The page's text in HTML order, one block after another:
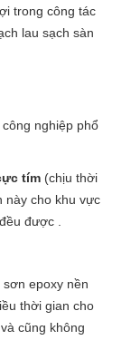
trong công tác
lau sạch sàn
nghiệp phổ
tím(chịu thời
này cho khu vực
được .
epoxy nền
thời gian cho
cũng không